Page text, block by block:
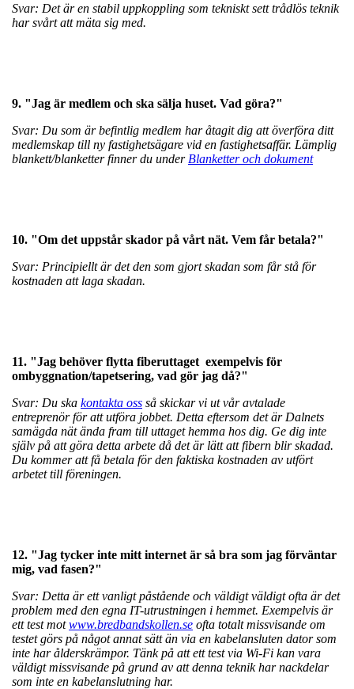
Svar: Det är en stabil uppkoppling som tekniskt sett trådlös teknik
har svårt att mäta sig med.
9. "Jag är medlem och ska sälja huset. Vad göra?"
Svar: Du som är befintlig medlem har åtagit dig att överföra ditt
medlemskap till ny fastighetsägare vid en fastighetsaffär. Lämplig
blankett/blanketter finner du under Blanketter och dokument
10. "Om det uppstår skador på vårt nät. Vem får betala?"
Svar: Principiellt är det den som gjort skadan som får stå för
kostnaden att laga skadan.
11. "Jag behöver flytta fiberuttaget exempelvis för
ombyggnation/tapetsering, vad gör jag då?"
Svar: Du ska kontakta oss så skickar vi ut vår avtalade
entreprenör för att utföra jobbet. Detta eftersom det är Dalnets
samägda nät ända fram till uttaget hemma hos dig. Ge dig inte
själv på att göra detta arbete då det är lätt att fibern blir skadad.
Du kommer att få betala för den faktiska kostnaden av utfört
arbetet till föreningen.
12. "Jag tycker inte mitt internet är så bra som jag förväntar
mig, vad fasen?"
Svar: Detta är ett vanligt påstående och väldigt väldigt ofta är det
problem med den egna IT-utrustningen i hemmet. Exempelvis är
ett test motwww.bredbandskollen.se ofta totalt missvisande om
testet görs på något annat sätt än via en kabelansluten dator som
inte har ålderskrämpor. Tänk på att ett test via Wi-Fi kan vara
väldigt missvisande på grund av att denna teknik har nackdelar
som inte en kabelanslutning har.